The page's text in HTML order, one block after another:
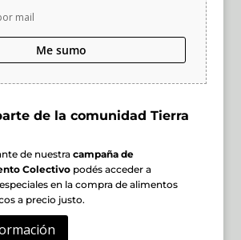
mail
Me sumo
de la comunidad Tierra
de nuestracampaña de
Colectivopodés acceder a
en la compra de alimentos
a precio justo.